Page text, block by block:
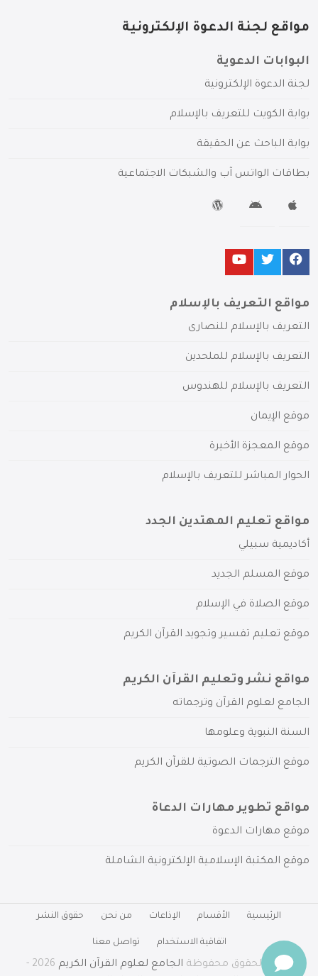
مواقع لجنة الدعوة الإلكترونية
البوابات الدعوية
لجنة الدعوة الإلكترونية
بوابة الكويت للتعريف بالإسلام
بوابة الباحث عن الحقيقة
بطاقات الواتس آب والشبكات الاجتماعية
مواقع التعريف بالإسلام
التعريف بالإسلام للنصارى
التعريف بالإسلام للملحدين
التعريف بالإسلام للهندوس
موقع الإيمان
موقع المعجزة الأخيرة
الحوار المباشر للتعريف بالإسلام
مواقع تعليم المهتدين الجدد
أكاديمية سبيلي
موقع المسلم الجديد
موقع الصلاة في الإسلام
موقع تعليم تفسير وتجويد القرآن الكريم
مواقع نشر وتعليم القرآن الكريم
الجامع لعلوم القرآن وترجماته
السنة النبوية وعلومها
موقع الترجمات الصوتية للقرآن الكريم
مواقع تطوير مهارات الدعاة
موقع مهارات الدعوة
موقع المكتبة الإسلامية الإلكترونية الشاملة
الرئيسية الأقسام الإذاعات من نحن حقوق النشر
اتفاقية الاستخدام تواصل معنا
جميع الحقوق محفوظة الجامع لعلوم القرآن الكريم
2026 -